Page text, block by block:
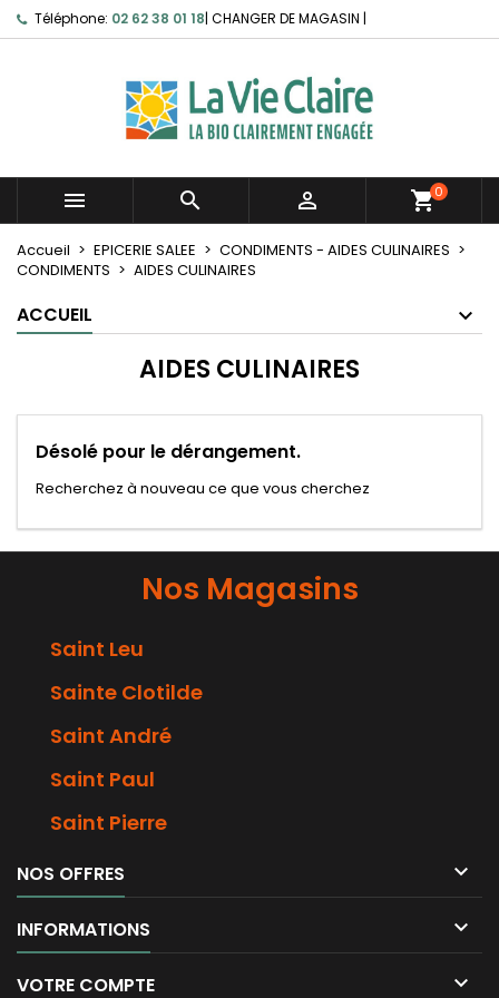
Téléphone: 02 62 38 01 18| CHANGER DE MAGASIN |
   shopping_cart0
Accueil EPICERIE SALEE
CONDIMENTS - AIDES CULINAIRES
CONDIMENTS
AIDES CULINAIRES
ACCUEIL
AIDES CULINAIRES
Désolé pour le dérangement.
Recherchez à nouveau ce que vous cherchez
Nos Magasins
Saint Leu
Sainte Clotilde
Saint André
Saint Paul
Saint Pierre
NOS OFFRES 
INFORMATIONS 
VOTRE COMPTE 